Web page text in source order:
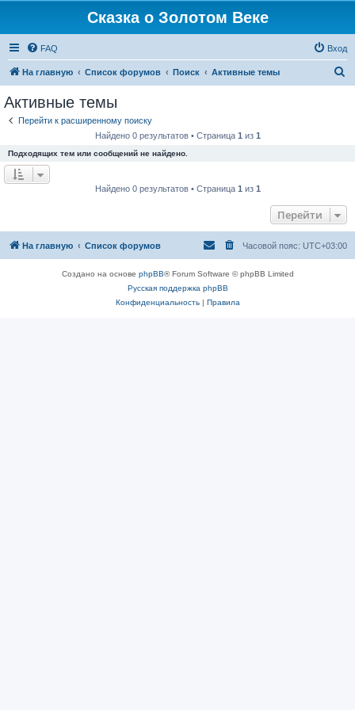
Сказка о Золотом Веке
FAQ Вход
На главную Список форумов Поиск Активные темы
Активные темы
Перейти к расширенному поиску
Найдено 0 результатов • Страница 1 из 1
Подходящих тем или сообщений не найдено.
Найдено 0 результатов • Страница 1 из 1
Перейти
На главную Список форумов Часовой пояс: UTC+03:00
Создано на основе phpBB® Forum Software © phpBB Limited
Русская поддержка phpBB
Конфиденциальность| Правила